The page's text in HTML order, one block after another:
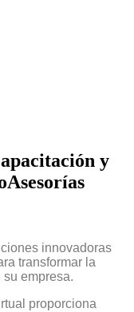
y
innovadoras
transformar la
empresa.
proporciona